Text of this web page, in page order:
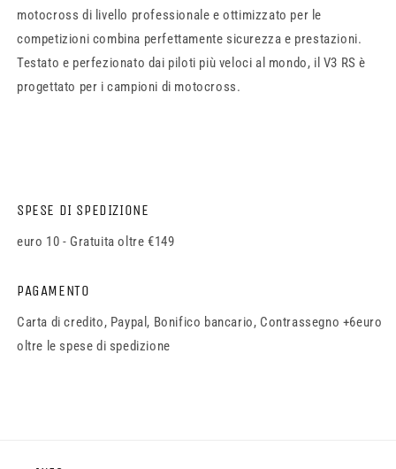
motocross di livello professionale e ottimizzato per le
competizioni combina perfettamente sicurezza e prestazioni.
Testato e perfezionato dai piloti più veloci al mondo, il V3 RS è
progettato per i campioni di motocross.
SPESE DI SPEDIZIONE
euro 10 - Gratuita oltre €149
PAGAMENTO
Carta di credito, Paypal, Bonifico bancario, Contrassegno +6euro
oltre le spese di spedizione